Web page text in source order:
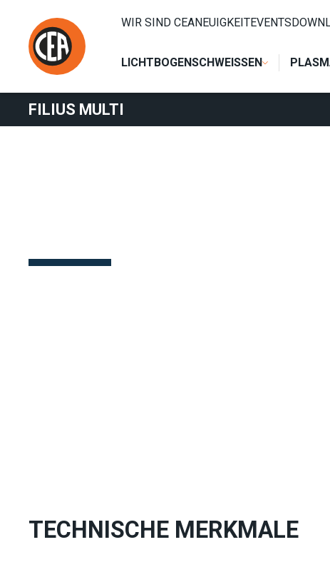
LICHTBOGENSCHWEISSEN
WIR SIND CEANEUIGKEITEVENTS
FILIUS MULTI
TECHNISCHE MERKMALE